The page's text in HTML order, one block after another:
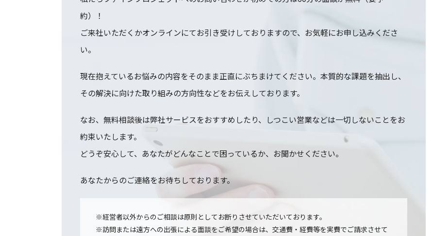
約）！
ご来社いただくかオンラインにてお引き受けしておりますので、お気軽にお申し込みくださ
い。
現在抱えているお悩みの内容をそのまま正直にぶちまけてください。本質的な課題を抽出し、
その解決に向けた取り組みの方向性などをお伝えしております。
なお、無料相談後は弊社サービスをおすすめしたり、しつこい営業などは一切しないことをお
約束いたします。
どうぞ安心して、あなたがどんなことで困っているか、お聞かせください。
あなたからのご連絡をお待ちしております。
※経営者以外からのご相談は原則としてお断りさせていただいております。
※訪問または遠方への出張による面談をご希望の場合は、交通費・経費等を実費でご請求させて